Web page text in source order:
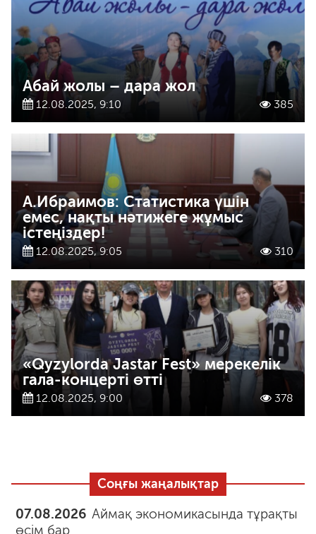
Абай жолы – дара жол
12.08.2025, 9:10 385
А.Ибраимов: Статистика үшін
емес, нақты нәтижеге жұмыс
істеңіздер!
12.08.2025, 9:05 310
«Qyzylorda Jastar Fest» мерекелік
гала-концерті өтті
12.08.2025, 9:00 378
Соңғы жаңалықтар
07.08.2026 Аймақ экономикасында тұрақты
өсім бар